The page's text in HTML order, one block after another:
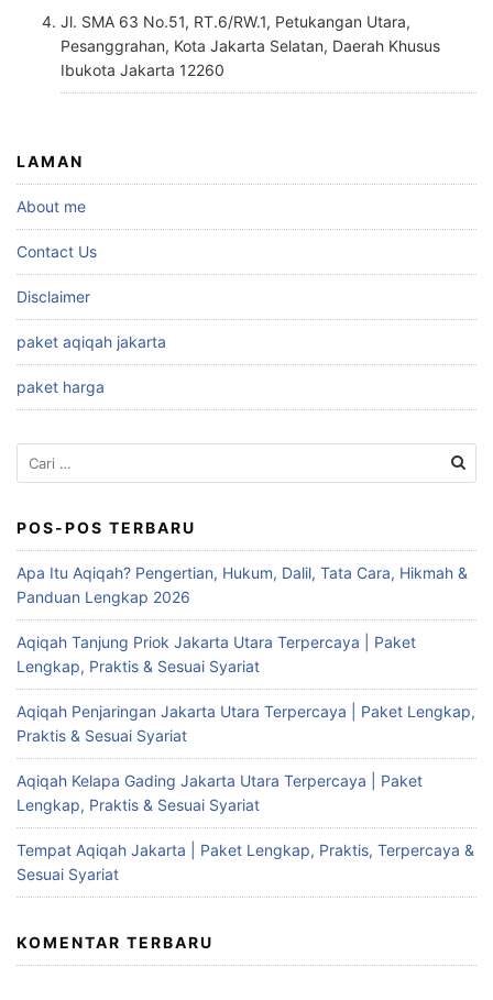
Jl. SMA 63 No.51, RT.6/RW.1, Petukangan Utara,
Pesanggrahan, Kota Jakarta Selatan, Daerah Khusus
Ibukota Jakarta 12260
LAMAN
About me
Contact Us
Disclaimer
paket aqiqah jakarta
paket harga
Cari
untuk:
POS-POS TERBARU
Apa Itu Aqiqah? Pengertian, Hukum, Dalil, Tata Cara, Hikmah &
Panduan Lengkap 2026
Aqiqah Tanjung Priok Jakarta Utara Terpercaya | Paket
Lengkap, Praktis & Sesuai Syariat
Aqiqah Penjaringan Jakarta Utara Terpercaya | Paket Lengkap,
Praktis & Sesuai Syariat
Aqiqah Kelapa Gading Jakarta Utara Terpercaya | Paket
Lengkap, Praktis & Sesuai Syariat
Tempat Aqiqah Jakarta | Paket Lengkap, Praktis, Terpercaya &
Sesuai Syariat
KOMENTAR TERBARU